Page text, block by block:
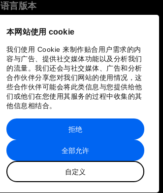
本网站使用 cookie
我们使用 Cookie 来制作贴合用户需求的内
容与广告、提供社交媒体功能以及分析我们
的流量。我们还会与社交媒体、广告和分析
合作伙伴分享您对我们网站的使用情况，这
些合作伙伴可能会将此类信息与您提供给他
们或他们在您使用其服务的过程中收集的其
他信息相结合。
全部允许
自定义
拒绝
语言版本